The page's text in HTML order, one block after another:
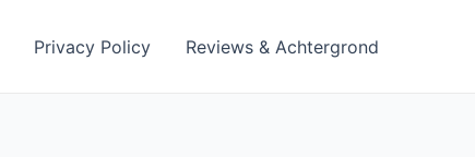
Privacy Policy Reviews & Achtergrond